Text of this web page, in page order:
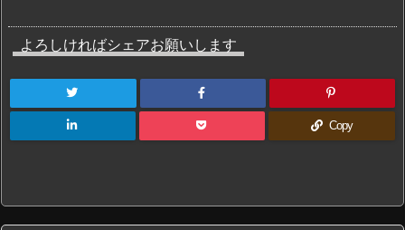
よろしければシェアお願いします
Copy